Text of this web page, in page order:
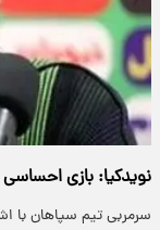
نویدکیا: بازی
سرمربی تیم سپاهان با